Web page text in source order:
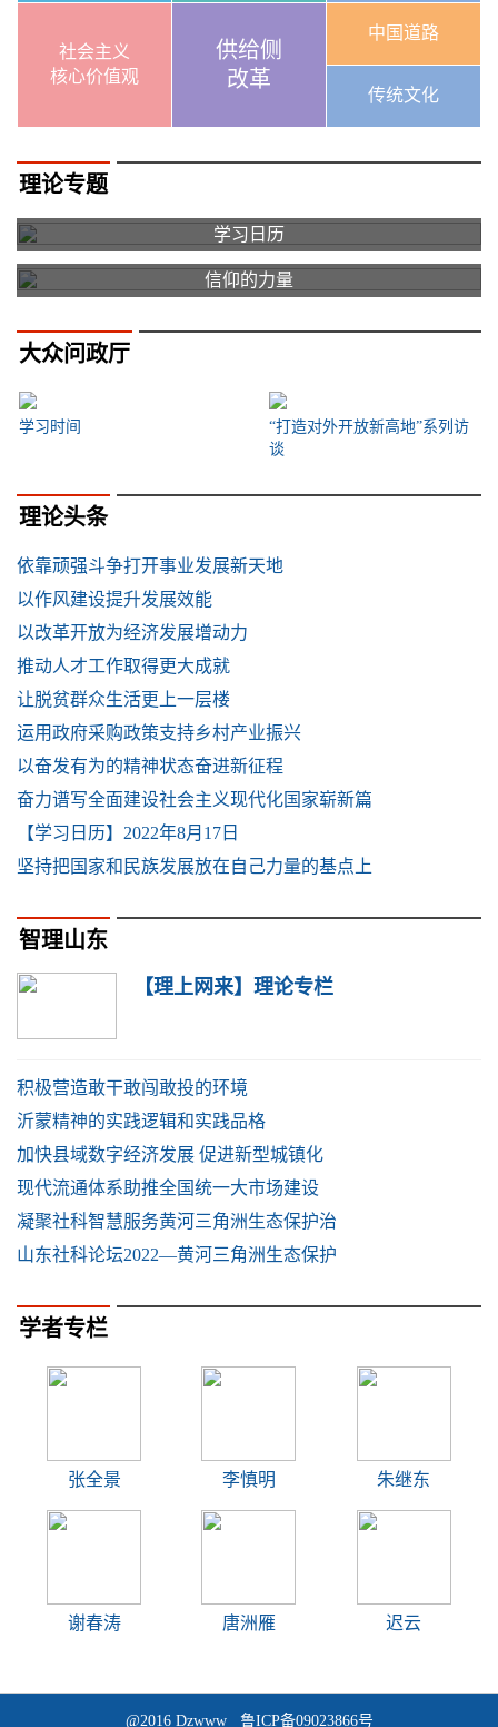
社会主义
核心价值观
供给侧
改革
中国道路
传统文化
理论专题
学习日历
信仰的力量
大众问政厅
学习时间
“打造对外开放新高地”系列访
谈
理论头条
依靠顽强斗争打开事业发展新天地
以作风建设提升发展效能
以改革开放为经济发展增动力
推动人才工作取得更大成就
让脱贫群众生活更上一层楼
运用政府采购政策支持乡村产业振兴
以奋发有为的精神状态奋进新征程
奋力谱写全面建设社会主义现代化国家崭新篇
【学习日历】2022年8月17日
坚持把国家和民族发展放在自己力量的基点上
智理山东
【理上网来】理论专栏
积极营造敢干敢闯敢投的环境
沂蒙精神的实践逻辑和实践品格
加快县域数字经济发展 促进新型城镇化
现代流通体系助推全国统一大市场建设
凝聚社科智慧服务黄河三角洲生态保护治
山东社科论坛2022—黄河三角洲生态保护
学者专栏
张全景 李慎明 朱继东
谢春涛 唐洲雁 迟云
@2016 Dzwww 鲁ICP备09023866号